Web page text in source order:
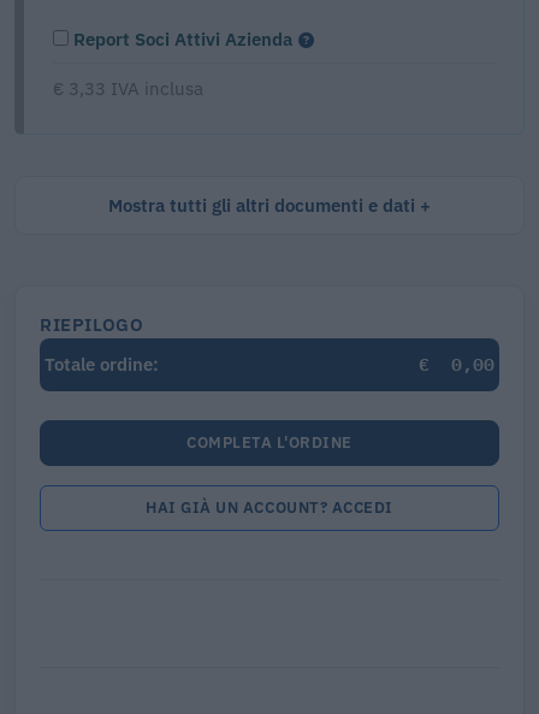
Report Soci Attivi Azienda
€ 3,33 IVA inclusa
Mostra tutti gli altri documenti e dati
RIEPILOGO
Totale ordine:
€ 0,00
COMPLETA L'ORDINE
HAI GIÀ UN ACCOUNT? ACCEDI